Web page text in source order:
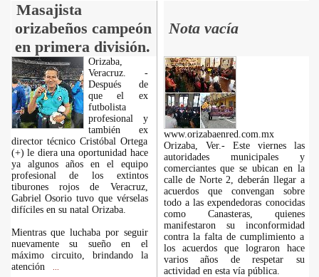
Masajista
orizabeños campeón
en primera división.
Nota vacía
Orizaba,
Veracruz. -
Después de
que el ex
futbolista
profesional y
también ex
director técnico Cristóbal Ortega
(+) le diera una oportunidad hace
ya algunos años en el equipo
profesional de los extintos
tiburones rojos de Veracruz,
Gabriel Osorio tuvo que vérselas
difíciles en su natal Orizaba.
Mientras que luchaba por seguir
nuevamente su sueño en el
máximo circuito, brindando la
atención
www.orizabaenred.com.mx
Orizaba, Ver.- Este viernes las
autoridades municipales y
comerciantes que se ubican en la
calle de Norte 2, deberán llegar a
acuerdos que convengan sobre
todo a las expendedoras conocidas
como Canasteras, quienes
manifestaron su inconformidad
contra la falta de cumplimiento a
los acuerdos que lograron hace
varios años de respetar su
actividad en esta vía pública.